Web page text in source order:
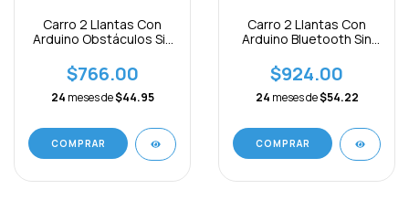
Carro 2 Llantas Con
Arduino Obstáculos Sin
$766.00
24 meses de$44.95
Carro 2 Llantas Con
Arduino Bluetooth Sin
$924.00
24 meses de$54.22